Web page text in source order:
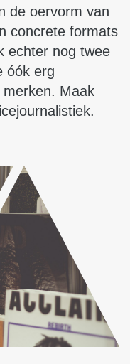
de oervorm van
concrete formats
echter nog twee
óók erg
Maak